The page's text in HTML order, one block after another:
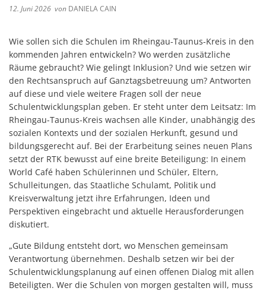
12. Juni 2026 von DANIELA CAIN
Wie sollen sich die Schulen im Rheingau-Taunus-Kreis in den
kommenden Jahren entwickeln? Wo werden zusätzliche
Räume gebraucht? Wie gelingt Inklusion? Und wie setzen wir
den Rechtsanspruch auf Ganztagsbetreuung um? Antworten
auf diese und viele weitere Fragen soll der neue
Schulentwicklungsplan geben. Er steht unter dem Leitsatz: Im
Rheingau-Taunus-Kreis wachsen alle Kinder, unabhängig des
sozialen Kontexts und der sozialen Herkunft, gesund und
bildungsgerecht auf. Bei der Erarbeitung seines neuen Plans
setzt der RTK bewusst auf eine breite Beteiligung: In einem
World Café haben Schülerinnen und Schüler, Eltern,
Schulleitungen, das Staatliche Schulamt, Politik und
Kreisverwaltung jetzt ihre Erfahrungen, Ideen und
Perspektiven eingebracht und aktuelle Herausforderungen
diskutiert.
„Gute Bildung entsteht dort, wo Menschen gemeinsam
Verantwortung übernehmen. Deshalb setzen wir bei der
Schulentwicklungsplanung auf einen offenen Dialog mit allen
Beteiligten. Wer die Schulen von morgen gestalten will, muss